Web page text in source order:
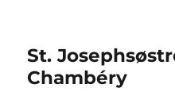
St.
Chambéry